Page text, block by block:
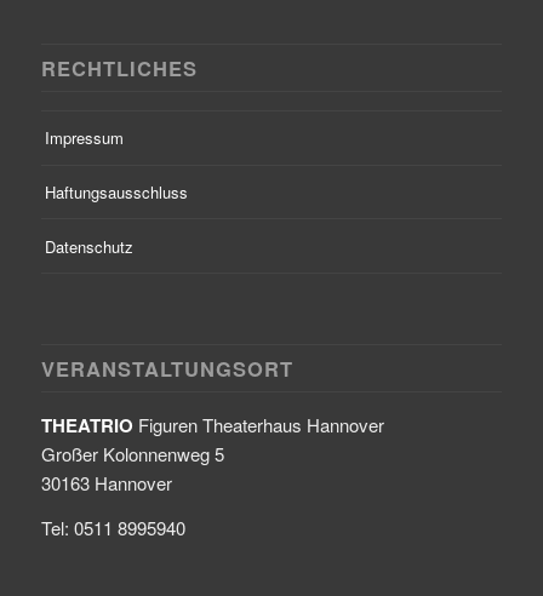
RECHTLICHES
Impressum
Haftungsausschluss
Datenschutz
VERANSTALTUNGSORT
THEATRIO Figuren Theaterhaus Hannover
Großer Kolonnenweg 5
30163 Hannover
Tel: 0511 8995940